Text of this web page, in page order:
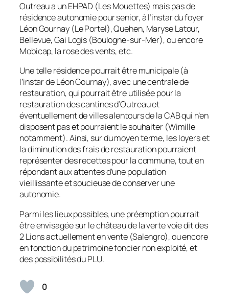
Outreau a un EHPAD (Les Mouettes) mais pas de
résidence autonomie pour senior, à l’instar du foyer
Léon Gournay (Le Portel), Quehen, Maryse Latour,
Bellevue, Gai Logis (Boulogne-sur-Mer), ou encore
Mobicap, la rose des vents, etc.
Une telle résidence pourrait être municipale (à
l’instar de Léon Gournay), avec une centrale de
restauration, qui pourrait être utilisée pour la
restauration des cantines d’Outreau et
éventuellement de villes alentours de la CAB qui n’en
disposent pas et pourraient le souhaiter (Wimille
notamment). Ainsi, sur du moyen terme, les loyers et
la diminution des frais de restauration pourraient
représenter des recettes pour la commune, tout en
répondant aux attentes d’une population
vieillissante et soucieuse de conserver une
autonomie.
Parmi les lieux possibles, une préemption pourrait
être envisagée sur le château de la verte voie dit des
2 Lions actuellement en vente (Salengro), ou encore
en fonction du patrimoine foncier non exploité, et
des possibilités du PLU.
0